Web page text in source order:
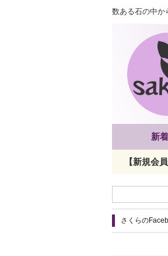
数ある石の中か
新
【新規会
さくらの